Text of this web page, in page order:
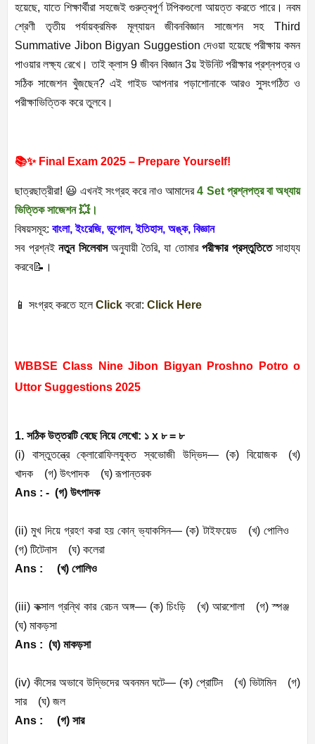
হয়েছে, যাতে শিক্ষার্থীরা সহজেই গুরুত্বপূর্ণ টপিকগুলো আয়ত্ত করতে পারে। নবম
শ্রেণী তৃতীয় পর্যায়ক্রমিক মূল্যায়ন জীবনবিজ্ঞান সাজেশন সহ Third
Summative Jibon Bigyan Suggestion দেওয়া হয়েছে পরীক্ষায় কমন
পাওয়ার লক্ষ্য রেখে। তাই ক্লাস 9 জীবন বিজ্ঞান 3য় ইউনিট পরীক্ষার প্রশ্নপত্র ও
সঠিক সাজেশন খুঁজছেন? এই গাইড আপনার পড়াশোনাকে আরও সুসংগঠিত ও
পরীক্ষাভিত্তিক করে তুলবে।
📚✨ Final Exam 2025 – Prepare Yourself!
ছাত্রছাত্রীরা! 😃 এখনই সংগ্রহকরেনাও আমাদের4 Set প্রশ্নপত্র বা অধ্যায়
ভিত্তিক সাজেশন 💥।
বিষয়সমূহ: বাংলা, ইংরেজি, ভূগোল, ইতিহাস, অঙ্ক, বিজ্ঞান
সব প্রশ্নই নতুন সিলেবাসঅনুযায়ী তৈরি, যা তোমার পরীক্ষার প্রস্তুতিতেসাহায্য
করবে📝।
📱 সংগ্রহ করতে হলেClick করো: Click Here
WBBSE Class Nine Jibon Bigyan Proshno Potro o
Uttor Suggestions 2025
1. সঠিক উত্তরটি বেছে নিয়ে লেখো: ১ x ৮= ৮
(i) বাস্তুতন্ত্রে ক্লোরোফিলযুক্ত স্বভোজী উদ্ভিদ— (ক)বিয়োজক (খ)
খাদক (গ) উৎপাদক (ঘ)রূপান্তরক
Ans : - (গ) উৎপাদক
(ii)মুখ দিয়ে গ্রহণ করা হয় কোন্ ভ্যাকসিন— (ক)টাইফয়েড(খ)পোলিও
(গ) টিটেনাস(ঘ) কলেরা
Ans : (খ) পোলিও
(iii)কক্সাল গ্রন্থি কার রেচন অঙ্গ— (ক) চিংড়ি(খ) আরশোলা (গ)স্পঞ্জ
(ঘ) মাকড়সা
Ans : (ঘ) মাকড়সা
(iv) কীসের অভাবে উদ্ভিদের অবনমন ঘটে— (ক)প্রোটিন(খ) ভিটামিন(গ)
সার(ঘ) জল
Ans :
(গ) সার